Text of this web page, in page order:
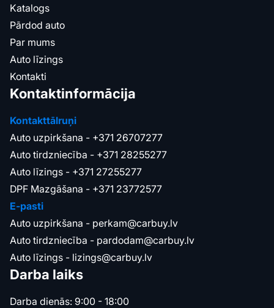
Katalogs
Pārdod auto
Par mums
Auto līzings
Kontakti
Kontaktinformācija
Kontakttālruņi
Auto uzpirkšana - +371 26707277
Auto tirdzniecība - +371 28255277
Auto līzings - +371 27255277
DPF Mazgāšana - +371 23772577
E-pasti
Auto uzpirkšana - perkam@carbuy.lv
Auto tirdzniecība - pardodam@carbuy.lv
Auto līzings - lizings@carbuy.lv
Darba laiks
Darba dienās: 9:00 - 18:00